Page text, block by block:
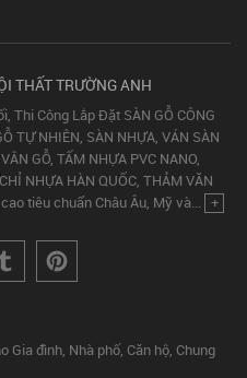
THẤT TRƯỜNG ANH
Thi Công Lắp Đặt SÀN GỖ CÔNG
TỰ NHIÊN, SÀN NHỰA, VÁN SÀN
GỖ, TẤM NHỰA PVC NANO,
NHỰA HÀN QUỐC, THẢM VĂN
tiêu chuẩn Châu Âu, Mỹ và... +
đình, Nhà phố, Căn hộ, Chung